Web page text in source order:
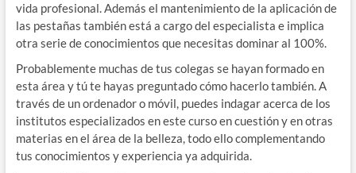
vida profesional. Además el mantenimiento de la aplicación de
las pestañas también está a cargo del especialista e implica
otra serie de conocimientos que necesitas dominar al 100%.
Probablemente muchas de tus colegas se hayan formado en
esta área y tú te hayas preguntado cómo hacerlo también. A
través de un ordenador o móvil, puedes indagar acerca de los
institutos especializados en este curso en cuestión y en otras
materias en el área de la belleza, todo ello complementando
tus conocimientos y experiencia ya adquirida.